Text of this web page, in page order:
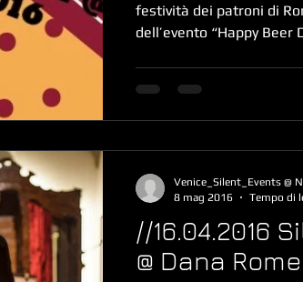
festività dei patroni di
dell’evento “Happy Beer
//16.04.2016
@ Dana Rome
Venice_Silent_Events @
8 mag 2016
Tempo di